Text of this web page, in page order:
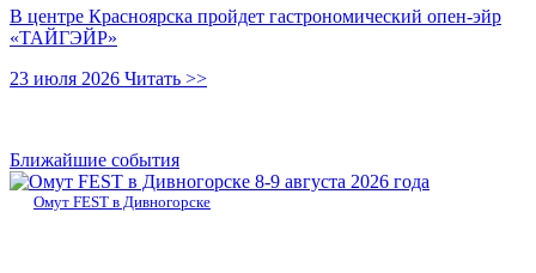
В центре Красноярска пройдет гастрономический опен-эйр
«ТАЙГЭЙР»
23 июля 2026 Читать >>
Ближайшие события
8-9 августа 2026 года
Омут FEST в Дивногорске